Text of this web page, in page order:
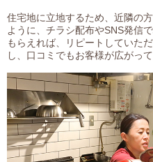
住宅地に立地するため、近隣の
ように、チラシ配布やSNS発信
もらえれば、リピートしていた
し、口コミでもお客様が広がっ